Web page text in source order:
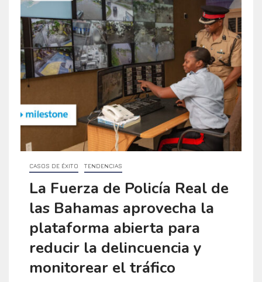
CASOS DE ÉXITO TENDENCIAS
La Fuerza de Policía Real de
las Bahamas aprovecha la
plataforma abierta para
reducir la delincuencia y
monitorear el tráfico